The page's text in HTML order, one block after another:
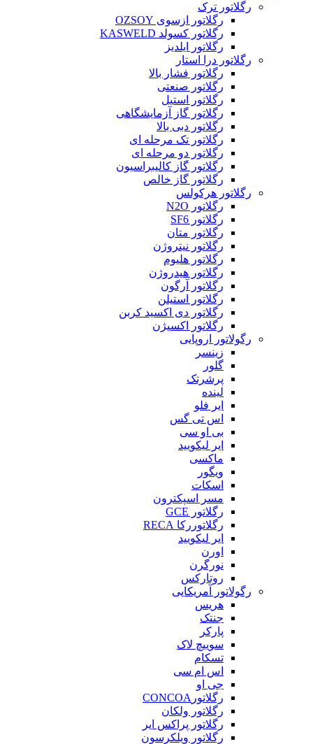
رگلاتور ترک
رگلاتور ازسوی OZSOY
رگلاتور کسولد KASWELD
رگلاتور ایلدیز
رگلاتور درا استار
رگلاتور فشار بالا
رگلاتور صنعتی
رگلاتور استیل
رگلاتور گاز آزمایشگاهی
رگلاتور دبی بالا
رگلاتور تک مرحله ای
رگلاتور دو مرحله ای
رگلاتور گاز کالیبراسیون
رگلاتور گاز خالص
رگلاتور هرکولس
رگلاتور N2O
رگلاتور SF6
رگلاتور متان
رگلاتور نیتروژن
رگلاتور هلیوم
رگلاتور هیدروژن
رگلاتور آرگون
رگلاتور استیلن
رگلاتور دی اکسید کربن
رگلاتور اکسیژن
رگولاتور اروپایی
زینسر
گلور
پرشرتک
لینده
ایر فلو
اس تی گس
بی او سی
ایر لیکویید
ماکسی
ویگور
اسکات
مسر اسپکترون
رگلاتور GCE
رگلاتوررکا RECA
ایر لیکویید
اورن
نورگرن
روتارکس
رگولاتور آمریکایی
هریس
جنتک
پارکر
سوییچ لاک
تسکام
اس ام سی
جی او
رگلاتورCONCOA
رگلاتور ولکان
رگلاتور پراکس ایر
رگلاتور ویلکرسون